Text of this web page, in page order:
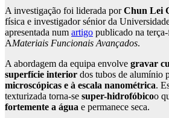
A investigação foi liderada porChun Lei
física e investigador sénior da
apresentada num artigo publicado na
AMateriais Funcionais Avançados.
A abordagem da equipa envolve gravar
superfície interior dos tubos de alumínio
microscópicas e à escala nanométrica.
texturizada torna-se super-hidrofóbicoo
fortemente a água e permanece seca.